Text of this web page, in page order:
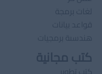
لغات برمجة
قواعد بيانات
هندسىة برمجيات
كتب مجانية